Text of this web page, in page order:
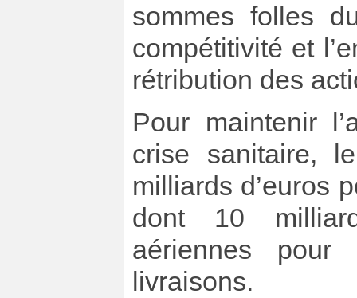
sommes folles
compétitivité et
rétribution des
Pour maintenir
crise sanitaire,
milliards d’euros
dont 10
aériennes
livraisons.